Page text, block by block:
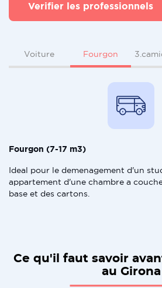
Verifier les professionnels
Voiture Fourgon
Fourgon (7-17 m3)
Ideal pour le demenagement d'un
appartement d'une chambre a
base et des cartons.
Ce qu'il faut savoir
au Girona